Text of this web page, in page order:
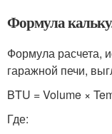
Формула
Формула расчета,
гаражной печи,
BTU = Volume ×
Где: